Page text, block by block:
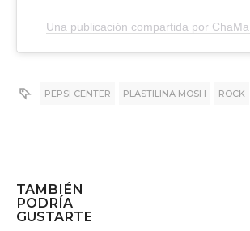
Una publicación compartida por ChaMa
PEPSI CENTER PLASTILINA MOSH ROCK
TAMBIÉN
PODRÍA
GUSTARTE